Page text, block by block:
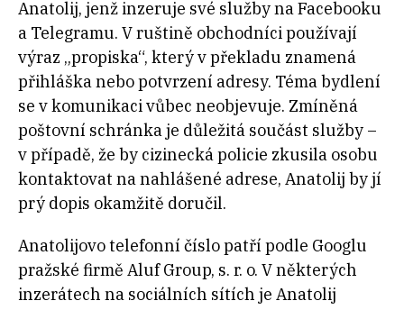
Anatolij, jenž inzeruje své služby na Facebooku
a Telegramu. V ruštině obchodníci používají
výraz „propiska“, který v překladu znamená
přihláška nebo potvrzení adresy. Téma bydlení
se v komunikaci vůbec neobjevuje. Zmíněná
poštovní schránka je důležitá součást služby –
v případě, že by cizinecká policie zkusila osobu
kontaktovat na nahlášené adrese, Anatolij by jí
prý dopis okamžitě doručil.
Anatolijovo telefonní číslo patří podle Googlu
pražské firmě Aluf Group, s. r. o. V některých
inzerátech na sociálních sítích je Anatolij